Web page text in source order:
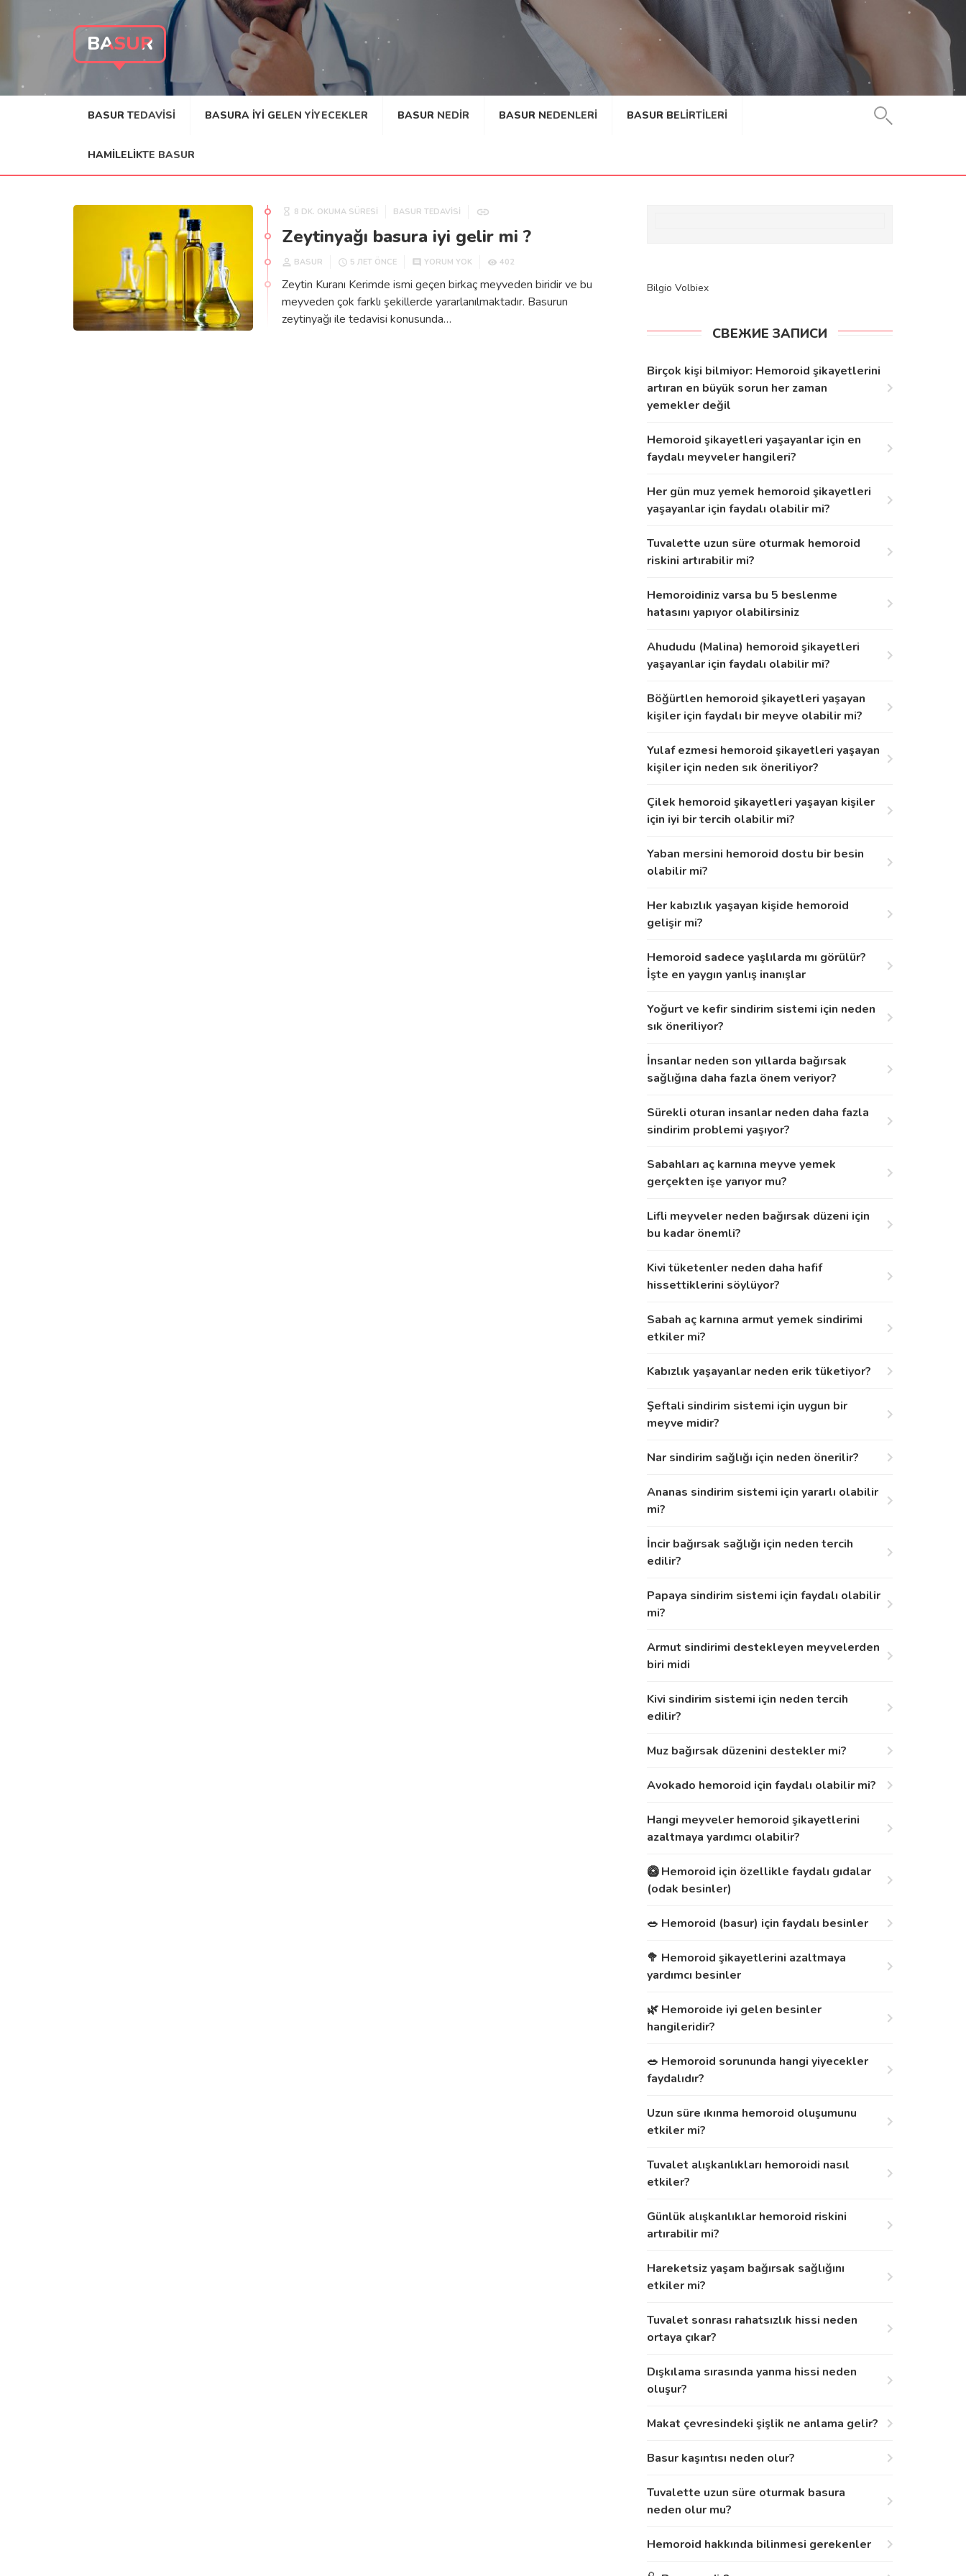
BASUR
BASUR TEDAVISI BASURA IYI GELEN YIYECEKLER BASUR NEDIR BASUR NEDENLERI BASUR BELIRTILERI
HAMILELIKTE BASUR
8 DK. OKUMA SÜRESİ BASUR TEDAVISI
Zeytinyağı basura iyi gelir mi ?
BASUR 5 ЛЕТ ÖNCE YORUM YOK 402
Zeytin Kuranı Kerimde ismi geçen birkaç meyveden biridir ve bu
meyveden çok farklı şekillerde yararlanılmaktadır. Basurun
zeytinyağı ile tedavisi konusunda…
Bilgio Volbiex
СВЕЖИЕ ЗАПИСИ
Birçok kişi bilmiyor: Hemoroid şikayetlerini
artıran en büyük sorun her zaman
yemekler değil
Hemoroid şikayetleri yaşayanlar için en
faydalı meyveler hangileri?
Her gün muz yemek hemoroid şikayetleri
yaşayanlar için faydalı olabilir mi?
Tuvalette uzun süre oturmak hemoroid
riskini artırabilir mi?
Hemoroidiniz varsa bu 5 beslenme
hatasını yapıyor olabilirsiniz
Ahududu (Malina) hemoroid şikayetleri
yaşayanlar için faydalı olabilir mi?
Böğürtlen hemoroid şikayetleri yaşayan
kişiler için faydalı bir meyve olabilir mi?
Yulaf ezmesi hemoroid şikayetleri yaşayan
kişiler için neden sık öneriliyor?
Çilek hemoroid şikayetleri yaşayan kişiler
için iyi bir tercih olabilir mi?
Yaban mersini hemoroid dostu bir besin
olabilir mi?
Her kabızlık yaşayan kişide hemoroid
gelişir mi?
Hemoroid sadece yaşlılarda mı görülür?
İşte en yaygın yanlış inanışlar
Yoğurt ve kefir sindirim sistemi için neden
sık öneriliyor?
İnsanlar neden son yıllarda bağırsak
sağlığına daha fazla önem veriyor?
Sürekli oturan insanlar neden daha fazla
sindirim problemi yaşıyor?
Sabahları aç karnına meyve yemek
gerçekten işe yarıyor mu?
Lifli meyveler neden bağırsak düzeni için
bu kadar önemli?
Kivi tüketenler neden daha hafif
hissettiklerini söylüyor?
Sabah aç karnına armut yemek sindirimi
etkiler mi?
Kabızlık yaşayanlar neden erik tüketiyor?
Şeftali sindirim sistemi için uygun bir
meyve midir?
Nar sindirim sağlığı için neden önerilir?
Ananas sindirim sistemi için yararlı olabilir
mi?
İncir bağırsak sağlığı için neden tercih
edilir?
Papaya sindirim sistemi için faydalı olabilir
mi?
Armut sindirimi destekleyen meyvelerden
biri midi
Kivi sindirim sistemi için neden tercih
edilir?
Muz bağırsak düzenini destekler mi?
Avokado hemoroid için faydalı olabilir mi?
Hangi meyveler hemoroid şikayetlerini
azaltmaya yardımcı olabilir?
🥝 Hemoroid için özellikle faydalı gıdalar
(odak besinler)
🥗 Hemoroid (basur) için faydalı besinler
🥦 Hemoroid şikayetlerini azaltmaya
yardımcı besinler
🌿 Hemoroide iyi gelen besinler
hangileridir?
🥗 Hemoroid sorununda hangi yiyecekler
faydalıdır?
Uzun süre ıkınma hemoroid oluşumunu
etkiler mi?
Tuvalet alışkanlıkları hemoroidi nasıl
etkiler?
Günlük alışkanlıklar hemoroid riskini
artırabilir mi?
Hareketsiz yaşam bağırsak sağlığını
etkiler mi?
Tuvalet sonrası rahatsızlık hissi neden
ortaya çıkar?
Dışkılama sırasında yanma hissi neden
oluşur?
Makat çevresindeki şişlik ne anlama gelir?
Basur kaşıntısı neden olur?
Tuvalette uzun süre oturmak basura
neden olur mu?
Hemoroid hakkında bilinmesi gerekenler